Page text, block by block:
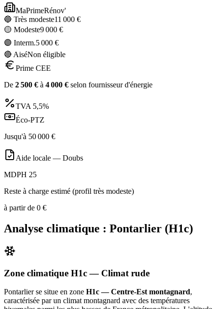
MaPrimeRénov'
🔵 Très modeste11 000 €
🟡 Modeste9 000 €
🟣 Interm.5 000 €
🔴 AiséNon éligible
Prime CEE
De 2 500 € à 4 000 € selon fournisseur d'énergie
TVA 5,5%
Éco-PTZ
Jusqu'à 50 000 €
Aide locale — Doubs
MDPH 25
Reste à charge estimé (profil très modeste)
à partir de 0 €
Analyse climatique : Pontarlier (H1c)
Zone climatique H1c— Climat rude
Pontarlierse situe en zone H1c — Centre-Est montagnard,
caractérisée par un climat montagnard avec des températures